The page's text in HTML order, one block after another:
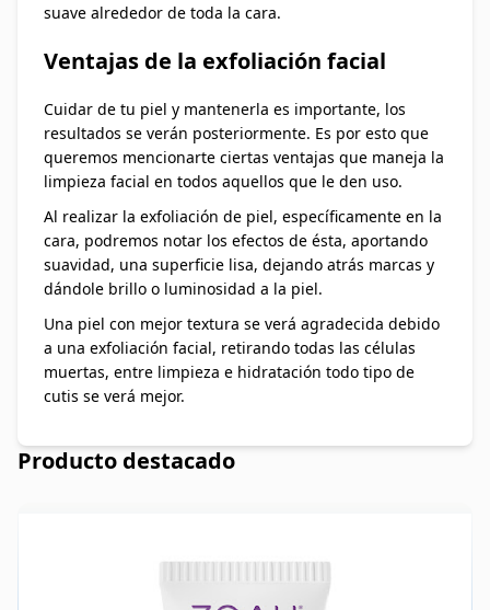
suave alrededor de toda la cara.
Ventajas de la exfoliación facial
Cuidar de tu piel y mantenerla es importante, los
resultados se verán posteriormente. Es por esto que
queremos mencionarte ciertas ventajas que maneja la
limpieza facial en todos aquellos que le den uso.
Al realizar la exfoliación de piel, específicamente en la
cara, podremos notar los efectos de ésta, aportando
suavidad, una superficie lisa, dejando atrás marcas y
dándole brillo o luminosidad a la piel.
Una piel con mejor textura se verá agradecida debido
a una exfoliación facial, retirando todas las células
muertas, entre limpieza e hidratación todo tipo de
cutis se verá mejor.
Producto destacado